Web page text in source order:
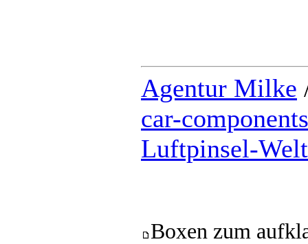
Agentur Milke
car-
Luftpinsel-
Boxen zum